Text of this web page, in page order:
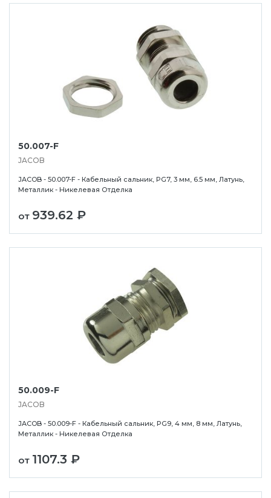
50.007-F
JACOB
JACOB - 50.007-F - Кабельный сальник, PG7, 3 мм, 6.5 мм, Латунь,
Металлик - Никелевая Отделка
от 939.62 ₽
50.009-F
JACOB
JACOB - 50.009-F - Кабельный сальник, PG9, 4 мм, 8 мм, Латунь,
Металлик - Никелевая Отделка
от 1107.3 ₽